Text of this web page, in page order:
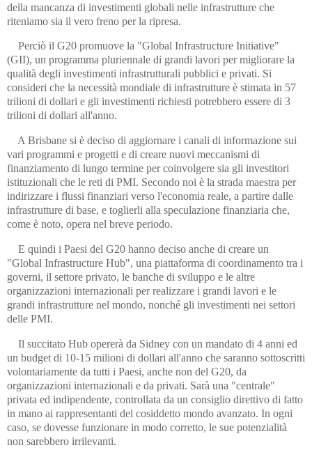
della mancanza di investimenti globali nelle infrastrutture che
riteniamo sia il vero freno per la ripresa.
Perciò il G20 promuove la "Global Infrastructure Initiative"
(GII), un programma pluriennale di grandi lavori per migliorare la
qualità degli investimenti infrastrutturali pubblici e privati. Si
consideri che la necessità mondiale di infrastrutture è stimata in 57
trilioni di dollari e gli investimenti richiesti potrebbero essere di 3
trilioni di dollari all'anno.
A Brisbane si è deciso di aggiornare i canali di informazione sui
vari programmi e progetti e di creare nuovi meccanismi di
finanziamento di lungo termine per coinvolgere sia gli investitori
istituzionali che le reti di PMI. Secondo noi è la strada maestra per
indirizzare i flussi finanziari verso l'economia reale, a partire dalle
infrastrutture di base, e toglierli alla speculazione finanziaria che,
come è noto, opera nel breve periodo.
E quindi i Paesi del G20 hanno deciso anche di creare un
"Global Infrastructure Hub", una piattaforma di coordinamento tra i
governi, il settore privato, le banche di sviluppo e le altre
organizzazioni internazionali per realizzare i grandi lavori e le
grandi infrastrutture nel mondo, nonché gli investimenti nei settori
delle PMI.
Il succitato Hub opererà da Sidney con un mandato di 4 anni ed
un budget di 10-15 milioni di dollari all'anno che saranno sottoscritti
volontariamente da tutti i Paesi, anche non del G20, da
organizzazioni internazionali e da privati. Sarà una "centrale"
privata ed indipendente, controllata da un consiglio direttivo di fatto
in mano ai rappresentanti del cosiddetto mondo avanzato. In ogni
caso, se dovesse funzionare in modo corretto, le sue potenzialità
non sarebbero irrilevanti.